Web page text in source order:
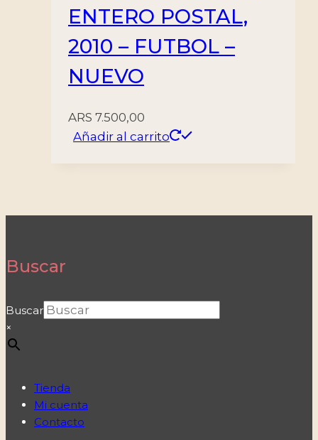
ENTERO POSTAL,
2010 – FUTBOL –
NUEVO
ARS 7.500,00
Añadir al carrito
Buscar
Buscar
×
Tienda
Mi cuenta
Contacto